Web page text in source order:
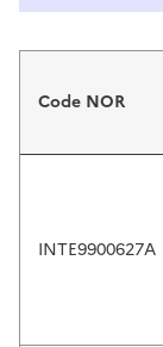
Code NOR
INTE9900627A